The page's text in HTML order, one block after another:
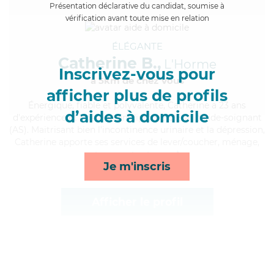
Présentation déclarative du candidat, soumise à
vérification avant toute mise en relation
Inscrivez-vous pour
afficher plus de profils
d’aides à domicile
Je m'inscris
ÉLÉGANTE
Catherine B., L'Horme
à 5km de chez Vous
, fiable et polyvalente, Catherine a 23 ans
d'expérience et possède un diplôme d'Etat d'aide-soignant
transports et repas*